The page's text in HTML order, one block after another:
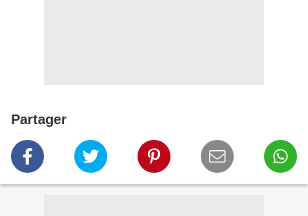
Partager